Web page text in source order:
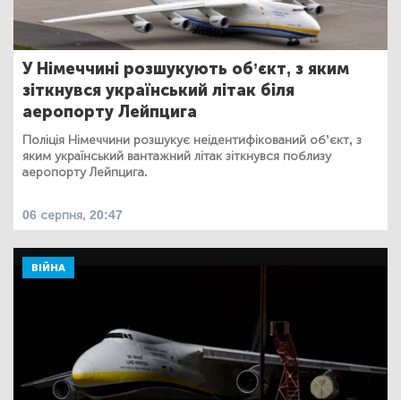
У Німеччині розшукують об’єкт, з яким
зіткнувся український літак біля
аеропорту Лейпцига
Поліція Німеччини розшукує неідентифікований об’єкт, з
яким український вантажний літак зіткнувся поблизу
аеропорту Лейпцига.
06 серпня, 20:47
ВІЙНА